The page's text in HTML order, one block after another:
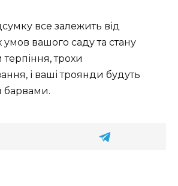
все залежить від
умов вашого саду та стану
трохи
і ваші троянди будуть